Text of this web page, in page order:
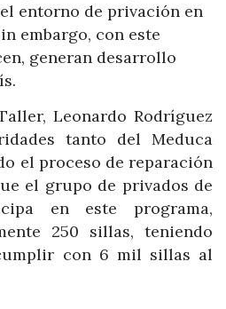
entorno de privación en
embargo, con este
generan desarrollo
Leonardo Rodríguez
tanto del Meduca
el proceso de reparación
el grupo de privados de
en este programa,
250 sillas, teniendo
con 6 mil sillas al